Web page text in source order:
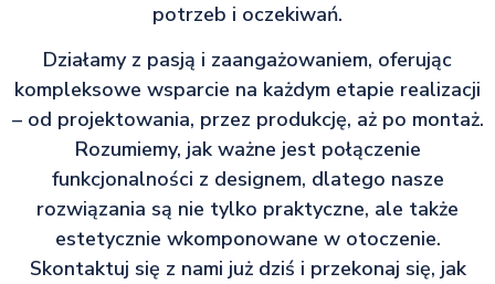
potrzeb i oczekiwań.
Działamy z pasją i zaangażowaniem, oferując
kompleksowe wsparcie na każdym etapie realizacji
– od projektowania, przez produkcję, aż po montaż.
Rozumiemy, jak ważne jest połączenie
funkcjonalności z designem, dlatego nasze
rozwiązania są nie tylko praktyczne, ale także
estetycznie wkomponowane w otoczenie.
Skontaktuj się z nami już dziś i przekonaj się, jak